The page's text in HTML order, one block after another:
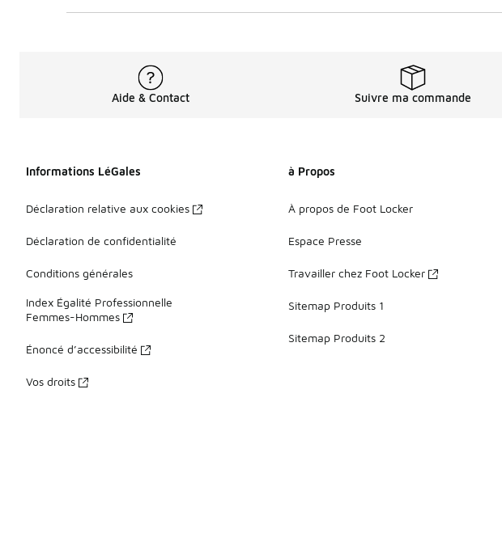
Aide & Contact Suivre ma commande
Informations LéGales
Déclaration relative aux cookies
Déclaration de confidentialité
Conditions générales
Index Égalité Professionnelle
Femmes-Hommes
Énoncé d’accessibilité
Vos droits
à Propos
À propos de Foot Locker
Espace Presse
Travailler chez Foot Locker
Sitemap Produits 1
Sitemap Produits 2